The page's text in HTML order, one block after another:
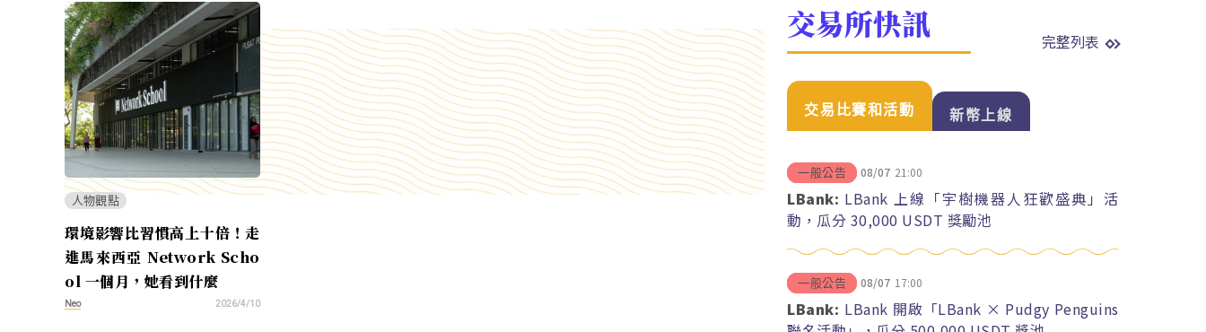
人物觀點
環境影響比習慣高上十倍！走
進馬來西亞 Network Scho
ol 一個月，她看到什麼
Neo 2026/4/10
交易所快訊 完整列表
交易比賽和活動 新幣上線
一般公告 08/07 21:00
LBank: LBank 上線「宇樹機器人狂歡盛典」活
動，瓜分 30,000 USDT 獎勵池
一般公告 08/07 17:00
LBank: LBank 開啟「LBank × Pudgy Penguins